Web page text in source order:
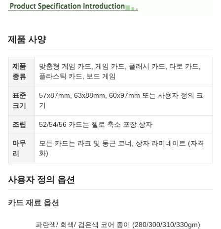
제품 사양
제품
종류
맞춤형 게임 카드, 게임 카드, 플래시 카드, 타로 카드,
플라스틱 카드, 보드 게임
표준
크기
57x87mm, 63x88mm, 60x97mm 또는 사용자 정의 크
기
조립 52/54/56 카드는 첼로 축소 포장 상자
마무
리
모든 카드는 라크 및 둥근 코너, 상자 라미네이트 (자격
화)
사용자 정의 옵션
카드 재료 옵션
파란색/ 회색/ 검은색 코어 종이 (280/300/310/330gm)